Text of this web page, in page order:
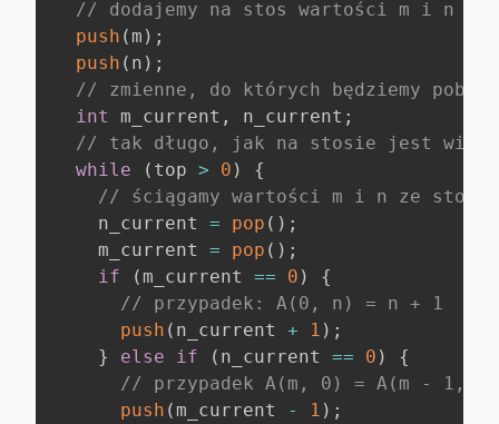
// dodajemy na stos wartości m i n
push ( m ) ;
push ( n ) ;
// zmienne, do których będziemy
int
m_current , n_current ;
// tak długo, jak na stosie jest
while
( top > 0 )
{
// ściągamy wartości m i n ze stosu
    n_current
= pop ( ) ;
    m_current
= pop ( ) ;
if
( m_current == 0 )
{
// przypadek: A(0, n) = n + 1
push ( n_current + 1 ) ;
}
else if ( n_current == 0 )
{
// przypadek A(m, 0) = A(m - 1, 1)
push ( m_current - 1 ) ;